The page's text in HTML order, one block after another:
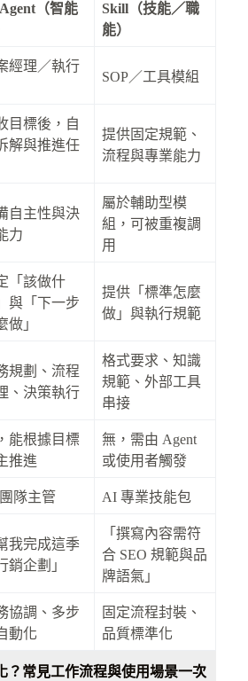
（智能
Skill（技能／職
能）
經理／執行
SOP／工具模組
目標後，自
解與推進任
提供固定規範、
流程與專業能力
自主性與決
力
屬於輔助型模
組，可被重複調
用
「該做什
與「下一步
做」
提供「標準怎麼
做」與執行規範
規劃、流程
、決策執行
格式要求、知識
規範、外部工具
串接
能根據目標
推進
無，需由 Agent
或使用者觸發
隊主管 AI 專業技能包
我完成這季
銷企劃」
「撰寫內容需符
合 SEO 規範與品
牌語氣」
協調、多步
動化
固定流程封裝、
品質標準化
？常見工作流程與使用場景一次